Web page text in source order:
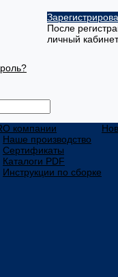
После
личный
О компании
Наше производство
Сертификаты
Каталоги PDF
Инструкции по сборке